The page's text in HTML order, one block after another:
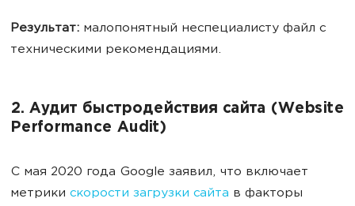
Результат: малопонятный неспециалисту файл с
техническими рекомендациями.
2. Аудит быстродействия сайта (Website
Performance Audit)
С мая 2020 года Google заявил, что включает
метрики скорости загрузки сайта в факторы